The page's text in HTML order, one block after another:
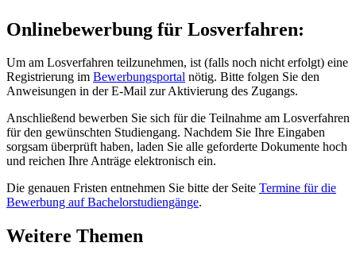
Onlinebewerbung für Losverfahren:
Um am Losverfahren teilzunehmen, ist (falls noch nicht erfolgt) eine
Registrierung im Bewerbungsportal nötig. Bitte folgen Sie den
Anweisungen in der E-Mail zur Aktivierung des Zugangs.
Anschließend bewerben Sie sich für die Teilnahme am Losverfahren
für den gewünschten Studiengang. Nachdem Sie Ihre Eingaben
sorgsam überprüft haben, laden Sie alle geforderte Dokumente hoch
und reichen Ihre Anträge elektronisch ein.
Die genauen Fristen entnehmen Sie bitte der Seite Termine für die
Bewerbung auf Bachelorstudiengänge.
Weitere Themen